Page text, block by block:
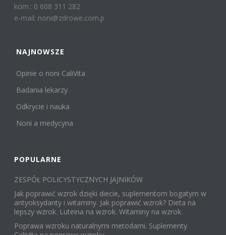
kom.: 0 608 311 282
e-mail: noni@zdrowe.com.p
NAJNOWSZE
Opinie o noni CaliVita
Badania lekarzy
Odkrycie i nauka
Noni a medycyna
POPULARNE
ZESPÓŁ POLICYSTYCZNYCH JAJNIKÓW
Jak poprawić wzrok dzięki diecie, suplementom bogatym w
antyoksydanty i witaminy. Jak poprawić wzrok? Dieta na
lepszy wzrok. Luteina na wzrok. Witaminy na wzrok.
Poprawa wzroku naturalnymi metodami. Suplementy